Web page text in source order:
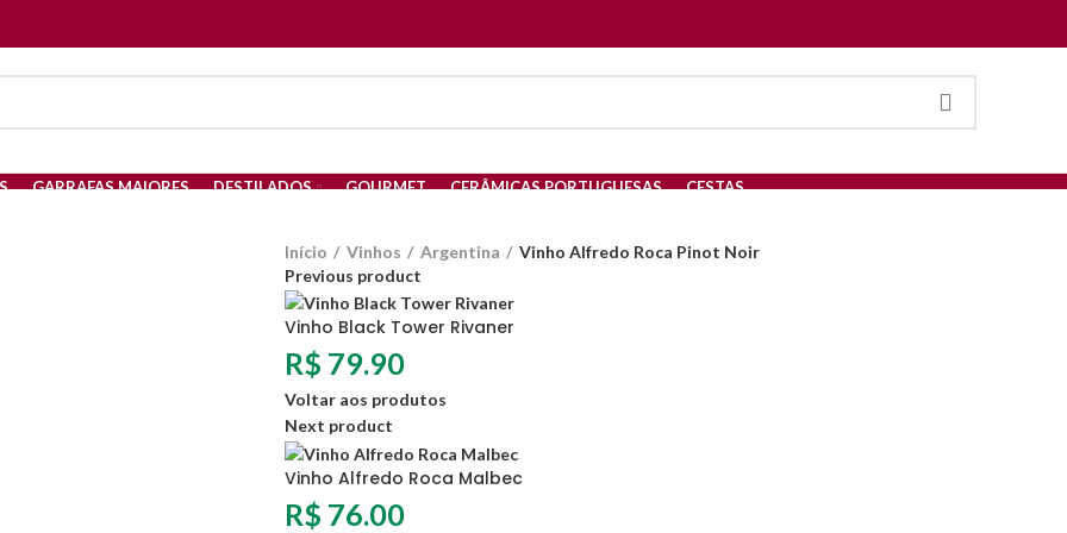
GARRAFAS MAIORES DESTILADOS GOURMET CERÂMICAS PORTUGUESAS
CESTAS
Início Vinhos Argentina
Vinho Alfredo Roca Pinot Noir
Previous product
Vinho Black Tower Rivaner
R$ 79.90
Voltar aos produtos
Next product
Vinho Alfredo Roca Malbec
R$ 76.00